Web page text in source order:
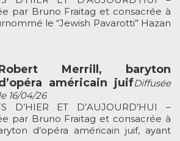
par Bruno Fraitag et consacrée à
le “Jewish Pavarotti” Hazan
Merrill, baryton
américain juifDiffusée
16/04/26
D’HIER ET D’AUJOURD’HUI –
par Bruno Fraitag et consacrée à
d’opéra américain juif, ayant